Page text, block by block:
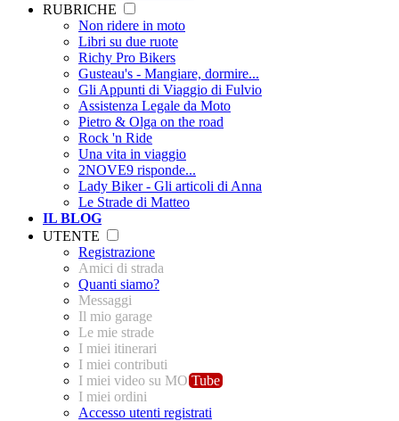
RUBRICHE
Non ridere in moto
Libri su due ruote
Richy Pro Bikers
Gusteau's - Mangiare, dormire...
Gli Appunti di Viaggio di Fulvio
Assistenza Legale da Moto
Pietro & Olga on the road
Rock 'n Ride
Una vita in viaggio
2NOVE9 risponde...
Lady Biker - Gli articoli di Anna
Le Strade di Matteo
IL BLOG
UTENTE
Registrazione
Amici di strada
Quanti siamo?
Messaggi
Il mio garage
Le mie strade
I miei itinerari
I miei contributi
I miei video su MO Tube
I miei ordini
Accesso utenti registrati